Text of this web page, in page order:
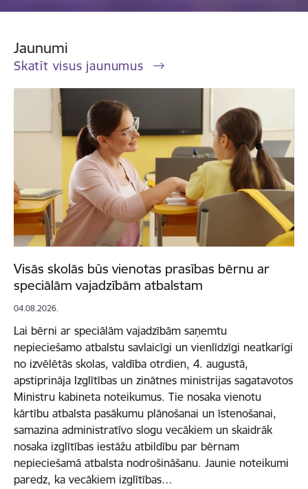
Jaunumi
Skatīt visus jaunumus
Visās skolās būs vienotas prasības bērnu ar
speciālām vajadzībām atbalstam
04.08.2026.
Lai bērni ar speciālām vajadzībām saņemtu
nepieciešamo atbalstu savlaicīgi un vienlīdzīgi neatkarīgi
no izvēlētās skolas, valdība otrdien, 4. augustā,
apstiprināja Izglītības un zinātnes ministrijas sagatavotos
Ministru kabineta noteikumus. Tie nosaka vienotu
kārtību atbalsta pasākumu plānošanai un īstenošanai,
samazina administratīvo slogu vecākiem un skaidrāk
nosaka izglītības iestāžu atbildību par bērnam
nepieciešamā atbalsta nodrošināšanu. Jaunie noteikumi
paredz, ka vecākiem izglītības…